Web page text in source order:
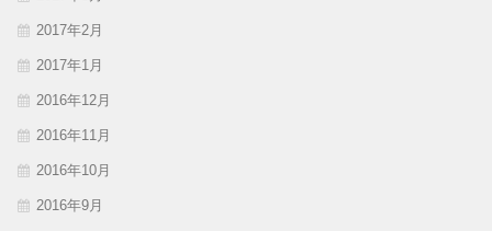
2017年2月
2017年1月
2016年12月
2016年11月
2016年10月
2016年9月